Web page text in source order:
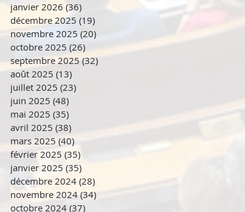
janvier 2026 (36)
décembre 2025 (19)
novembre 2025 (20)
octobre 2025 (26) 26 posts
septembre 2025 (32)
août 2025 (13)
juillet 2025 (23)
juin 2025 (48)
mai 2025 (35)
avril 2025 (38)
mars 2025 (40)
février 2025 (35)
janvier 2025 (35)
décembre 2024 (28)
novembre 2024 (34)
octobre 2024 (37)